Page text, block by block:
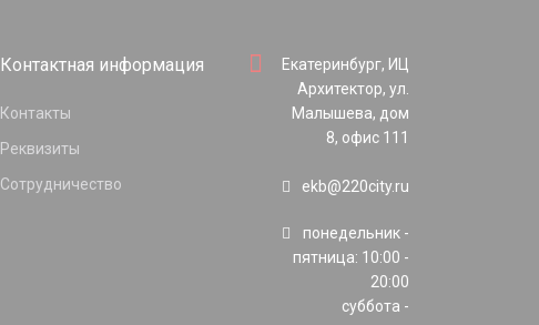
Контактная информация
Контакты
Реквизиты
Сотрудничество
Екатеринбург, ИЦ
Архитектор, ул.
Малышева, дом
8, офис 111
ekb@220city.ru
понедельник -
пятница: 10:00 -
20:00
суббота -